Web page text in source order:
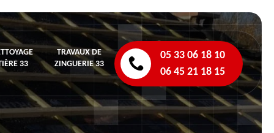
33
TRAVAUX DE
ZINGUERIE 33
05 33 06 18 10
06 45 21 18 15